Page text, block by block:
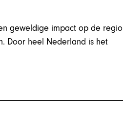
geweldige impact op de regio
Door heel Nederland is het